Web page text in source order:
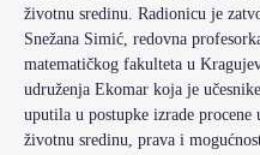
životnu sredinu. Radionicu je
Snežana Simić, redovna
matematičkog fakulteta u
udruženja Ekomar koja je
uputila u postupke izrade procene
životnu sredinu, prava i